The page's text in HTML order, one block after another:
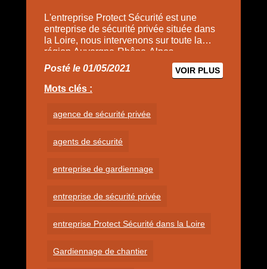
L'entreprise Protect Sécurité est une
entreprise de sécurité privée située dans
la Loire, nous intervenons sur toute la
région Auvergne-Rhône-Alpes.
Posté le 01/05/2021
VOIR PLUS
Mots clés :
agence de sécurité privée
agents de sécurité
entreprise de gardiennage
entreprise de sécurité privée
entreprise Protect Sécurité dans la Loire
Gardiennage de chantier